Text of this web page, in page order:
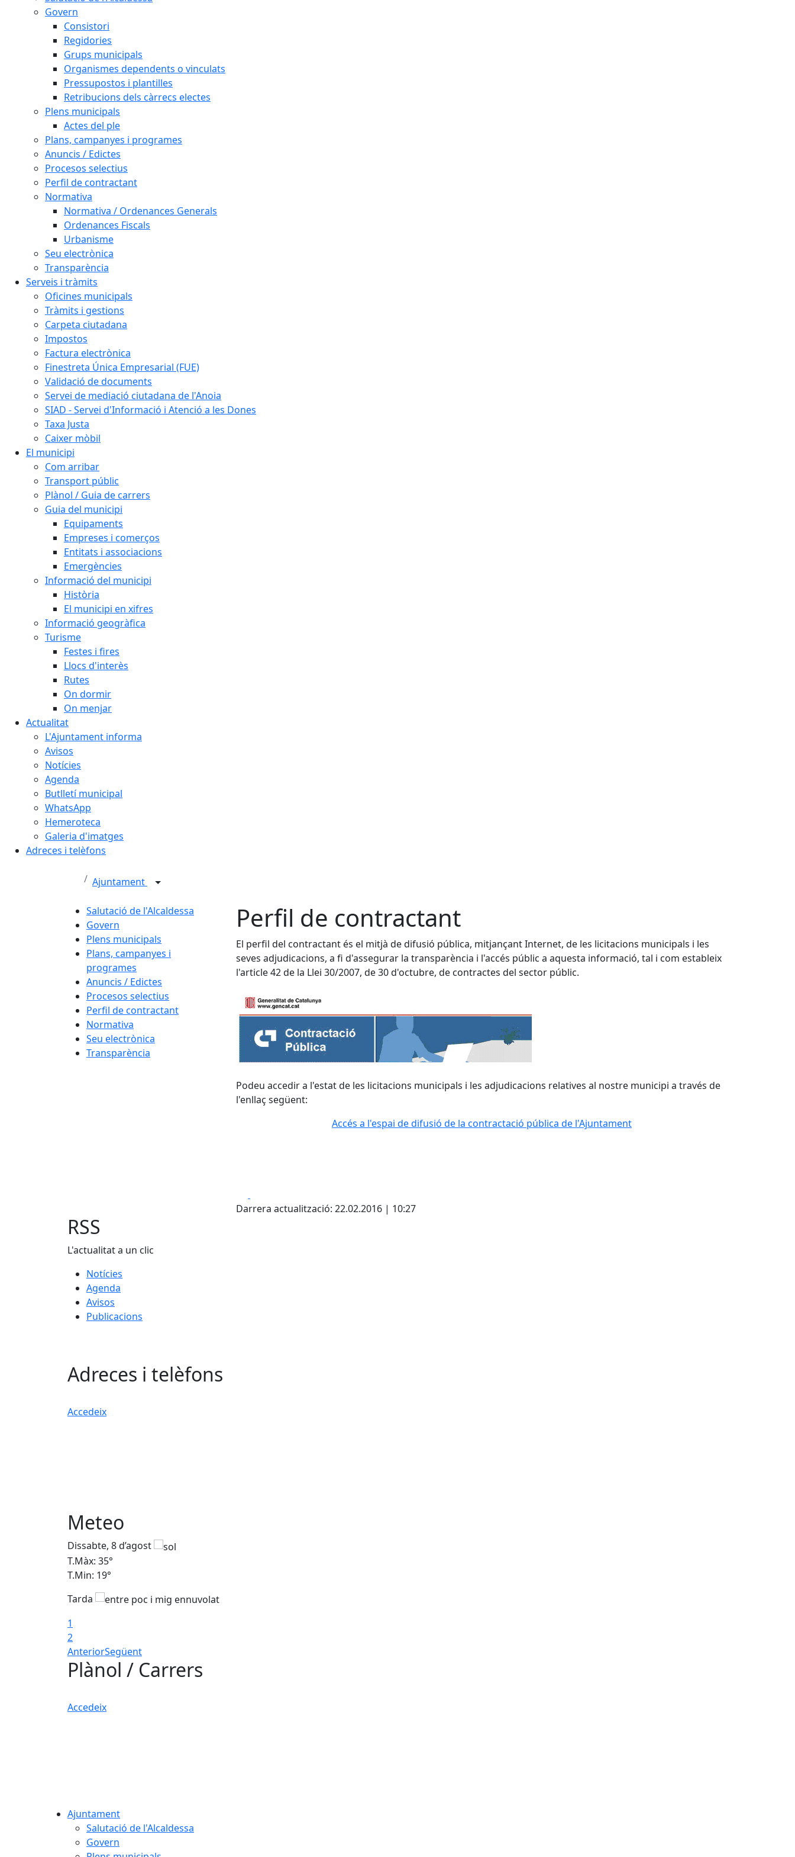
Govern
Consistori
Regidories
Grups municipals
Organismes dependents o vinculats
Pressupostos i plantilles
Retribucions dels càrrecs electes
Plens municipals
Actes del ple
Plans, campanyes i programes
Anuncis / Edictes
Procesos selectius
Perfil de contractant
Normativa
Normativa / Ordenances Generals
Ordenances Fiscals
Urbanisme
Seu electrònica
Transparència
Serveis i tràmits
Oficines municipals
Tràmits i gestions
Carpeta ciutadana
Impostos
Factura electrònica
Finestreta Única Empresarial (FUE)
Validació de documents
Servei de mediació ciutadana de l'Anoia
SIAD - Servei d'Informació i Atenció a les Dones
Taxa Justa
Caixer mòbil
El municipi
Com arribar
Transport públic
Plànol / Guia de carrers
Guia del municipi
Equipaments
Empreses i comerços
Entitats i associacions
Emergències
Informació del municipi
Història
El municipi en xifres
Informació geogràfica
Turisme
Festes i fires
Llocs d'interès
Rutes
On dormir
On menjar
Actualitat
L'Ajuntament informa
Avisos
Notícies
Agenda
Butlletí municipal
WhatsApp
Hemeroteca
Galeria d'imatges
Adreces i telèfons
Ajuntament
Salutació de l'Alcaldessa
Govern
Plens municipals
Plans, campanyes i
programes
Anuncis / Edictes
Procesos selectius
Perfil de contractant
Normativa
Seu electrònica
Transparència
Perfil de contractant
El perfil del contractant és el mitjà de difusió pública, mitjançant Internet, de les licitacions municipals i les
seves adjudicacions, a fi d'assegurar la transparència i l'accés públic a aquesta informació, tal i com estableix
l'article 42 de la Llei 30/2007, de 30 d'octubre, de contractes del sector públic.
Podeu accedir a l'estat de les licitacions municipals i les adjudicacions relatives al nostre municipi a través de
l'enllaç següent:
Accés a l'espai de difusió de la contractació pública de l'Ajuntament
Darrera actualització: 22.02.2016 | 10:27
RSS
L'actualitat a un clic
Notícies
Agenda
Avisos
Publicacions
Adreces i telèfons
Accedeix
Meteo
Dissabte, 8 d’agost
T.Màx: 35°
T.Min: 19°
Tarda
1
2
AnteriorSegüent
Plànol / Carrers
Accedeix
Ajuntament
Salutació de l'Alcaldessa
Govern